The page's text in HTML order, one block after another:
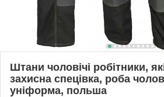
Штани чоловічі робітники,
захисна спецівка, роба
уніформа, польша